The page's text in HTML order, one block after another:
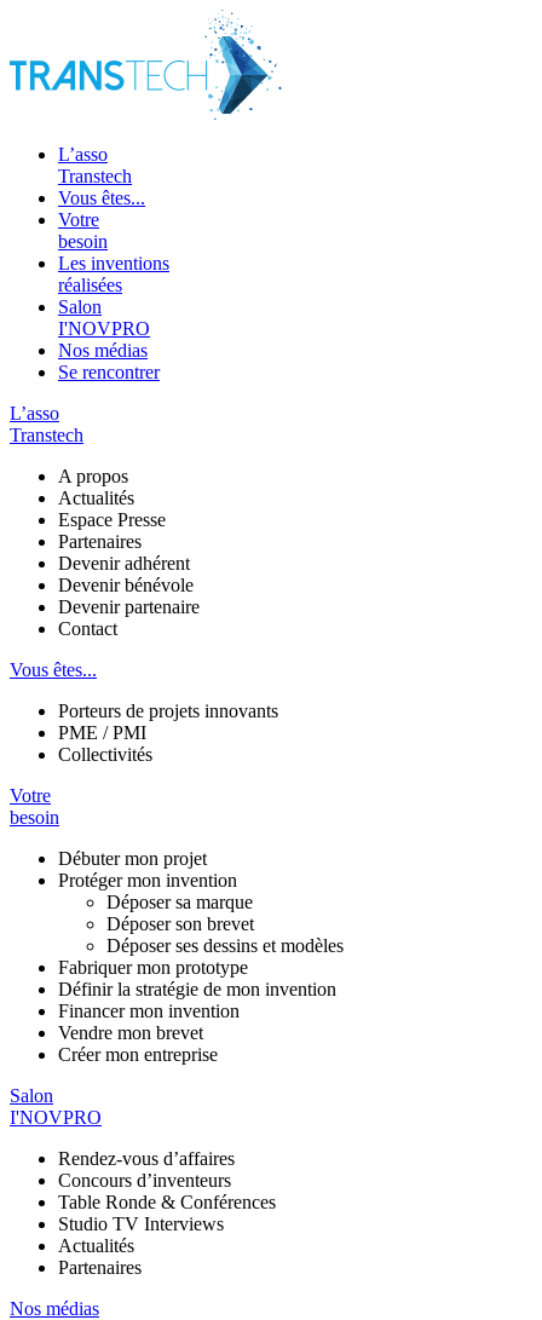
L’asso
Transtech
Vous êtes...
Votre
besoin
Les inventions
réalisées
Salon
I'NOVPRO
Nos médias
Se rencontrer
L’asso
Transtech
A propos
Actualités
Espace Presse
Partenaires
Devenir adhérent
Devenir bénévole
Devenir partenaire
Contact
Vous êtes...
Porteurs de projets innovants
PME / PMI
Collectivités
Votre
besoin
Débuter mon projet
Protéger mon invention
Déposer sa marque
Déposer son brevet
Déposer ses dessins et modèles
Fabriquer mon prototype
Définir la stratégie de mon invention
Financer mon invention
Vendre mon brevet
Créer mon entreprise
Salon
I'NOVPRO
Rendez-vous d’affaires
Concours d’inventeurs
Table Ronde & Conférences
Studio TV Interviews
Actualités
Partenaires
Nos médias